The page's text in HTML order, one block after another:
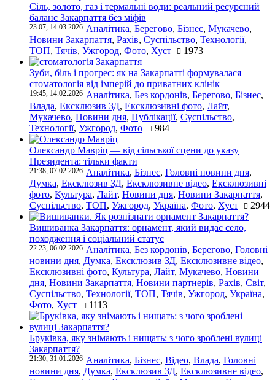
Сіль, золото, газ і термальні води: реальний ресурсний
баланс Закарпаття без міфів
23:07, 14.03.2026 Аналітика, Берегово, Бізнес, Мукачево,
Новини Закарпаття, Рахів, Суспільство, Технології,
ТОП, Тячів, Ужгород, Фото, Хуст 1973
Зуби, біль і прогрес: як на Закарпатті формувалася
стоматологія від імперій до приватних клінік
19:45, 14.02.2026 Аналітика, Без кордонів, Берегово, Бізнес,
Влада, Ексклюзив ЗД, Ексклюзивні фото, Лайт,
Мукачево, Новини дня, Публікації, Суспільство,
Технології, Ужгород, Фото 984
Олександр Мавріц — від сільської сцени до указу
Президента: тільки факти
21:38, 07.02.2026 Аналітика, Бізнес, Головні новини дня,
Думка, Ексклюзив ЗД, Ексклюзивне відео, Ексклюзивні
фото, Культура, Лайт, Новини дня, Новини Закарпаття,
Суспільство, ТОП, Ужгород, Україна, Фото, Хуст 2944
Вишиванка Закарпаття: орнамент, який видає село,
походження і соціальний статус
22:23, 06.02.2026 Аналітика, Без кордонів, Берегово, Головні
новини дня, Думка, Ексклюзив ЗД, Ексклюзивне відео,
Ексклюзивні фото, Культура, Лайт, Мукачево, Новини
дня, Новини Закарпаття, Новини партнерів, Рахів, Світ,
Суспільство, Технології, ТОП, Тячів, Ужгород, Україна,
Фото, Хуст 1113
Бруківка, яку знімають і нищать: з чого зроблені вулиці
Закарпаття?
21:30, 31.01.2026 Аналітика, Бізнес, Відео, Влада, Головні
новини дня, Думка, Ексклюзив ЗД, Ексклюзивне відео,